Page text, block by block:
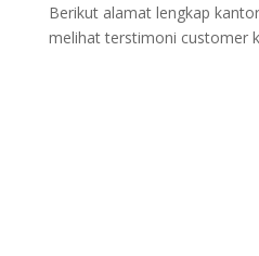
Berikut alamat lengkap
melihat terstimoni customer